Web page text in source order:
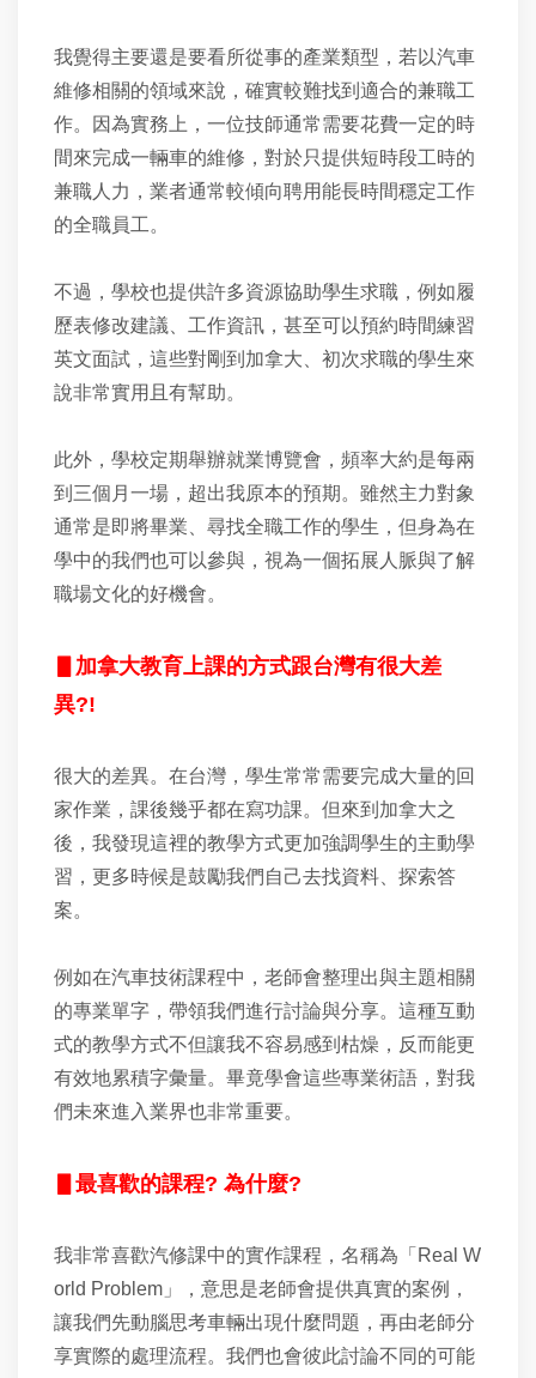
我覺得主要還是要看所從事的產業類型，若以汽車
維修相關的領域來說，確實較難找到適合的兼職工
作。因為實務上，一位技師通常需要花費一定的時
間來完成一輛車的維修，對於只提供短時段工時的
兼職人力，業者通常較傾向聘用能長時間穩定工作
的全職員工。
不過，學校也提供許多資源協助學生求職，例如履
歷表修改建議、工作資訊，甚至可以預約時間練習
英文面試，這些對剛到加拿大、初次求職的學生來
說非常實用且有幫助。
此外，學校定期舉辦就業博覽會，頻率大約是每兩
到三個月一場，超出我原本的預期。雖然主力對象
通常是即將畢業、尋找全職工作的學生，但身為在
學中的我們也可以參與，視為一個拓展人脈與了解
職場文化的好機會。
加拿大教育上課的方式跟台灣有很大差
異?!
很大的差異。在台灣，學生常常需要完成大量的回
家作業，課後幾乎都在寫功課。但來到加拿大之
後，我發現這裡的教學方式更加強調學生的主動學
習，更多時候是鼓勵我們自己去找資料、探索答
案。
例如在汽車技術課程中，老師會整理出與主題相關
的專業單字，帶領我們進行討論與分享。這種互動
式的教學方式不但讓我不容易感到枯燥，反而能更
有效地累積字彙量。畢竟學會這些專業術語，對我
們未來進入業界也非常重要。
最喜歡的課程? 為什麼?
我非常喜歡汽修課中的實作課程，名稱為「Real W
orld Problem」，意思是老師會提供真實的案例，
讓我們先動腦思考車輛出現什麼問題，再由老師分
享實際的處理流程。我們也會彼此討論不同的可能